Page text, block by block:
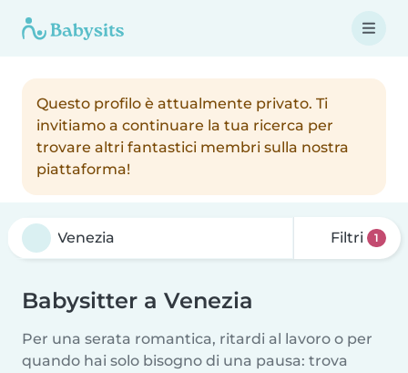
Questo profilo è attualmente privato. Ti
invitiamo a continuare la tua ricerca per
trovare altri fantastici membri sulla nostra
piattaforma!
Filtri 1
Babysitter a Venezia
Per una serata romantica, ritardi al lavoro o per
quando hai solo bisogno di una pausa: trova